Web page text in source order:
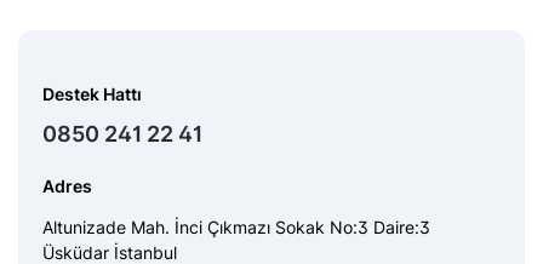
Destek Hattı
0850 241 22 41
Adres
Altunizade Mah. İnci Çıkmazı Sokak No:3 Daire:3
Üsküdar İstanbul